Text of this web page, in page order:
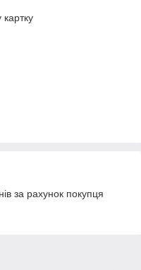
за рахунок покупця